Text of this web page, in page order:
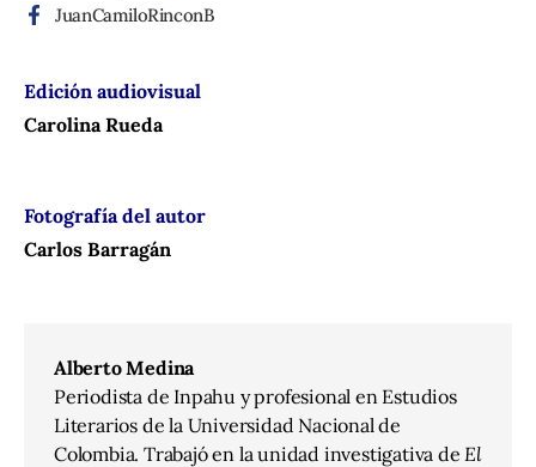
JuanCamiloRinconB
Edición audiovisual
Carolina Rueda
Fotografía del autor
Carlos Barragán
Alberto Medina
Periodista de Inpahu y profesional en Estudios
Literarios de la Universidad Nacional de
Colombia. Trabajó en la unidad investigativa de El